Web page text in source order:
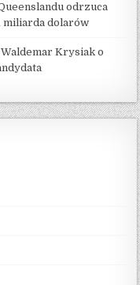
odrzuca
dolarów
Krysiak o